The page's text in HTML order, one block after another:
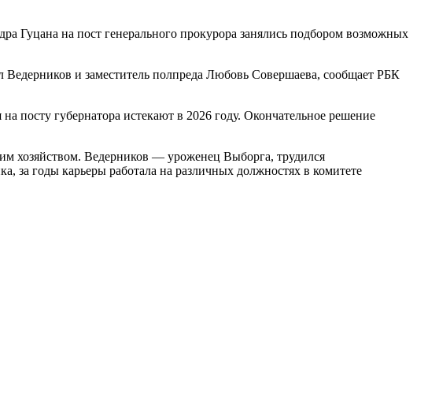
Гуцана на пост генерального прокурора занялись подбором возможных
Ведерников и заместитель полпреда Любовь Совершаева, сообщает РБК
посту губернатора истекают в 2026 году. Окончательное решение
хозяйством. Ведерников — уроженец Выборга, трудился
годы карьеры работала на различных должностях в комитете